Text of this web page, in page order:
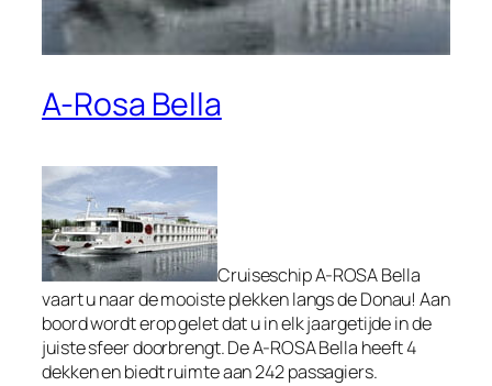
A-Rosa Bella
Cruiseschip A-ROSA Bella
vaart u naar de mooiste plekken langs de Donau! Aan
boord wordt erop gelet dat u in elk jaargetijde in de
juiste sfeer doorbrengt. De A-ROSA Bella heeft 4
dekken en biedt ruimte aan 242 passagiers.